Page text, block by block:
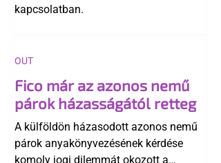
kapcsolatban.
Fico már az azonos nemű
párok házasságától retteg
A külföldön házasodott azonos nemű
párok anyakönyvezésének kérdése
komoly jogi dilemmát okozott a
OUT